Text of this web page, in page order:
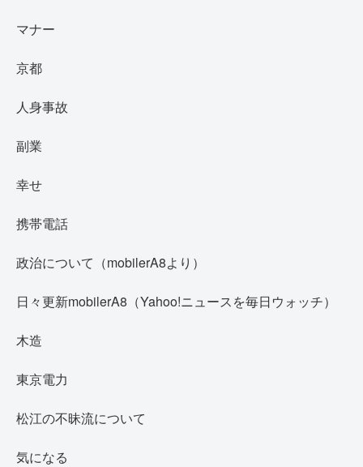
マナー
京都
人身事故
副業
幸せ
携帯電話
政治について（mobilerA8より）
日々更新mobilerA8（Yahoo!ニュースを毎日ウォッチ）
木造
東京電力
松江の不昧流について
気になる